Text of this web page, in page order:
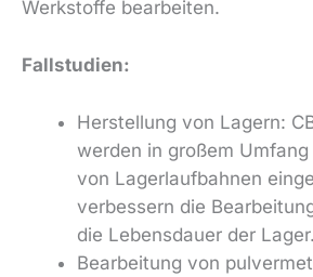
Werkstoffe bearbeiten.
Fallstudien:
Herstellung von Lagern:
werden in großem
von Lagerlaufbahnen
verbessern die
die Lebensdauer der Lager.
Bearbeitung von